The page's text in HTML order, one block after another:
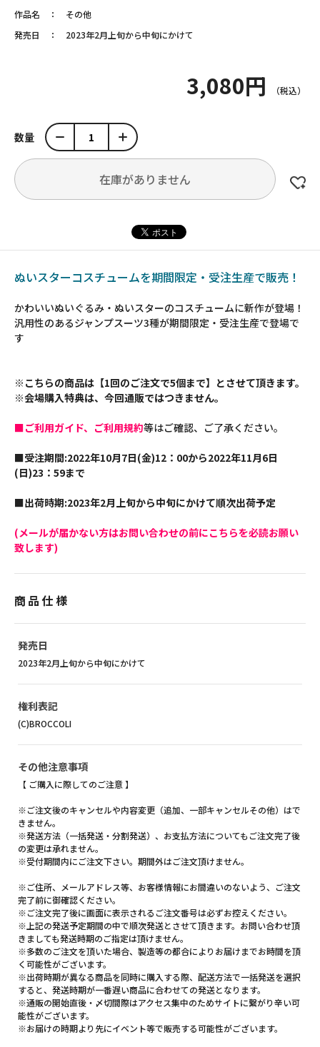
作品名
その他
発売日
2023年2月上旬から中旬にかけて
3,080円
数量
在庫がありません
ぬいスターコスチュームを期間限定・受注生産で販売！
かわいいぬいぐるみ・ぬいスターのコスチュームに新作が登場！
汎用性のあるジャンプスーツ3種が期間限定・受注生産で登場で
す
※こちらの商品は【1回のご注文で5個まで】とさせて頂きます。
※会場購入特典は、今回通販ではつきません。
■ご利用ガイド、ご利用規約等はご確認、ご了承ください。
■受注期間:2022年10月7日(金)12：00から2022年11月6日
(日)23：59まで
■出荷時期:2023年2月上旬から中旬にかけて順次出荷予定
(メールが届かない方はお問い合わせの前にこちらを必読お願い
致します)
商品仕様
発売日
2023年2月上旬から中旬にかけて
権利表記
(C)BROCCOLI
その他注意事項
【 ご購入に際してのご注意 】
※ご注文後のキャンセルや内容変更（追加、一部キャンセルその他）はで
きません。
※発送方法（一括発送・分割発送）、お支払方法についてもご注文完了後
の変更は承れません。
※受付期間内にご注文下さい。期間外はご注文頂けません。
※ご住所、メールアドレス等、お客様情報にお間違いのないよう、ご注文
完了前に御確認ください。
※ご注文完了後に画面に表示されるご注文番号は必ずお控えください。
※上記の発送予定期間の中で順次発送とさせて頂きます。お問い合わせ頂
きましても発送時期のご指定は頂けません。
※多数のご注文を頂いた場合、製造等の都合によりお届けまでお時間を頂
く可能性がございます。
※出荷時期が異なる商品を同時に購入する際、配送方法で一括発送を選択
すると、発送時期が一番遅い商品に合わせての発送となります。
※通販の開始直後・〆切間際はアクセス集中のためサイトに繋がり辛い可
能性がございます。
※お届けの時期より先にイベント等で販売する可能性がございます。